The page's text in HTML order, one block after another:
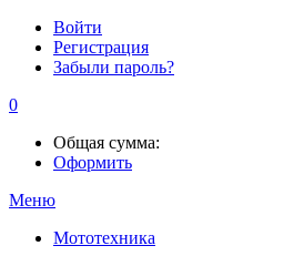
Войти
Регистрация
Забыли пароль?
0
Общая сумма:
Оформить
Меню
Мототехника